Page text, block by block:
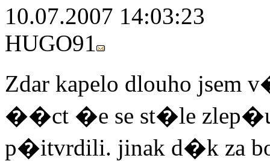
10.07.2007 14:03:23
HUGO91
Zdar kapelo dlouho
��ct �e se st�le
p�itvrdili. jinak d�k za